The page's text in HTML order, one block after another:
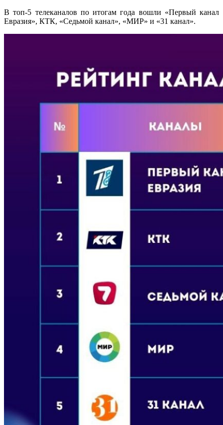
В топ-5 телеканалов по итогам года вошли «Первый канал
Евразия», КТК, «Седьмой канал», «МИР» и «31 канал».